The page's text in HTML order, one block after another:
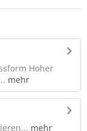
Hoher
mehr
mehr